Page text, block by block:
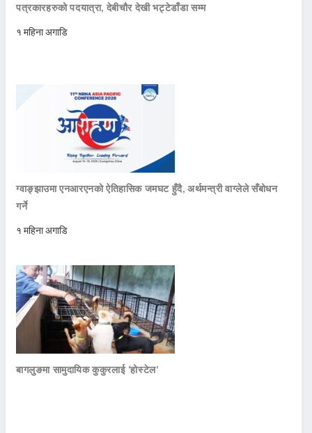
पत्रकारहरुको पदयात्रा, देबीचौर देखी भट्टेडाँडा सम्म
१ महिना अगाडि
ग्वाङ्झाउमा एनआरएनको ऐतिहासिक जमघट हुँदै, अर्थमन्त्री वाग्लेले सँबोधन
गर्ने
१ महिना अगाडि
बागलुङमा सामुदायिक कुकुरलाई ‘होस्टेल’